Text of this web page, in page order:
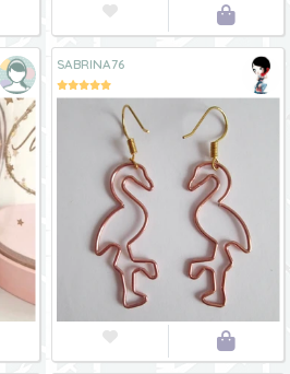
 
SABRINA76
 